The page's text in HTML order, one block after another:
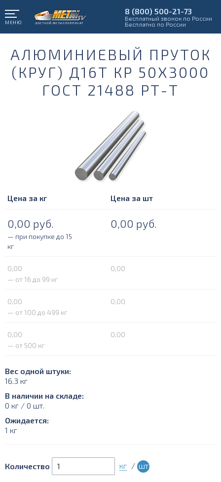
МЕНЮ
8 (800) 500-21-73
Бесплатный звонок по России
Бесплатно по России
АЛЮМИНИЕВЫЙ ПРУТОК
(КРУГ) Д16Т КР 50Х3000
ГОСТ 21488 РТ-Т
Цена за кг Цена за шт
0,00 руб. 0,00 руб.
— при покупке до 15
кг
0,00
0,00
— от 16 до 99 кг
0,00
0,00
— от 100 до 499 кг
0,00
0,00
— от 500 кг
Вес одной штуки:
16.3 кг
В наличии на складе:
0 кг / 0 шт.
Ожидается:
1 кг
Количество кг / шт